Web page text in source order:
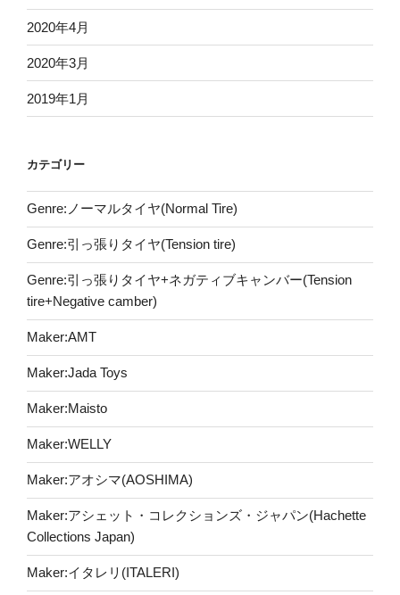
2020年4月
2020年3月
2019年1月
カテゴリー
Genre:ノーマルタイヤ(Normal Tire)
Genre:引っ張りタイヤ(Tension tire)
Genre:引っ張りタイヤ+ネガティブキャンバー(Tension
tire+Negative camber)
Maker:AMT
Maker:Jada Toys
Maker:Maisto
Maker:WELLY
Maker:アオシマ(AOSHIMA)
Maker:アシェット・コレクションズ・ジャパン(Hachette
Collections Japan)
Maker:イタレリ(ITALERI)